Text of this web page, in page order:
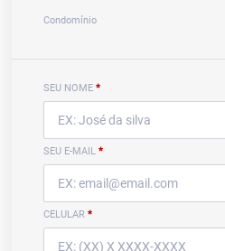
Condomínio
SEU NOME *
SEU E-MAIL *
CELULAR *